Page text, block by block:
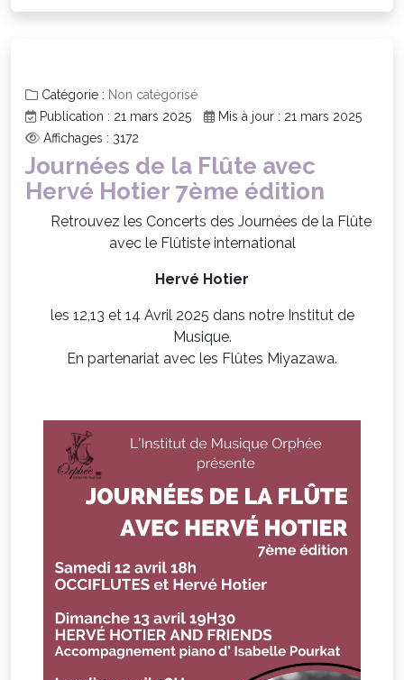
Catégorie : Non catégorisé
Publication : 21 mars 2025
Mis à jour : 21 mars 2025
Affichages : 3172
Journées de la Flûte avec
Hervé Hotier 7ème édition
Retrouvez les Concerts des Journées de la Flûte
avec le Flûtiste international
Hervé Hotier
les 12,13 et 14 Avril 2025 dans notre Institut de
Musique.
En partenariat avec les Flûtes Miyazawa.